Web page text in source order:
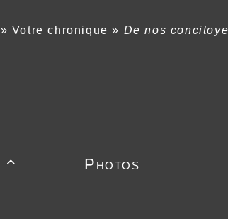
» Votre chronique » De nos
 Photos